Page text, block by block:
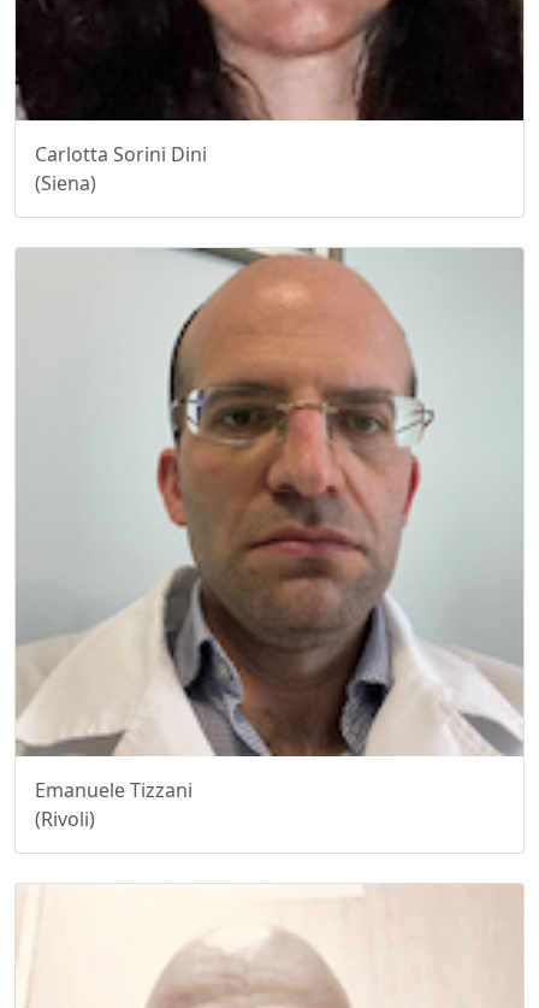
Carlotta Sorini Dini
(Siena)
Emanuele Tizzani
(Rivoli)